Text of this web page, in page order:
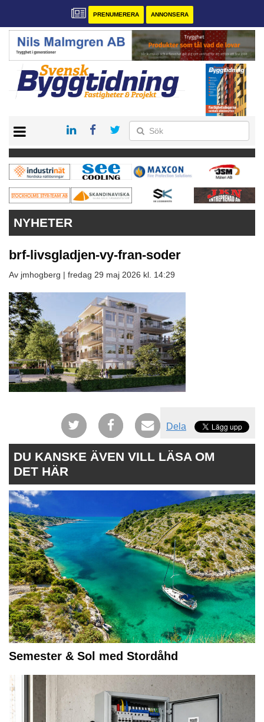
PRENUMERERA ANNONSERA
PRENUMERERA
VÅRA ANDRA MAGASIN
ANNONSERA
KONTAKT
NYHETER
brf-livsgladjen-vy-fran-soder
Av jmhogberg | fredag 29 maj 2026 kl. 14:29
Dela
DU KANSKE ÄVEN VILL LÄSA OM
DET HÄR
Semester & Sol med Stordåhd